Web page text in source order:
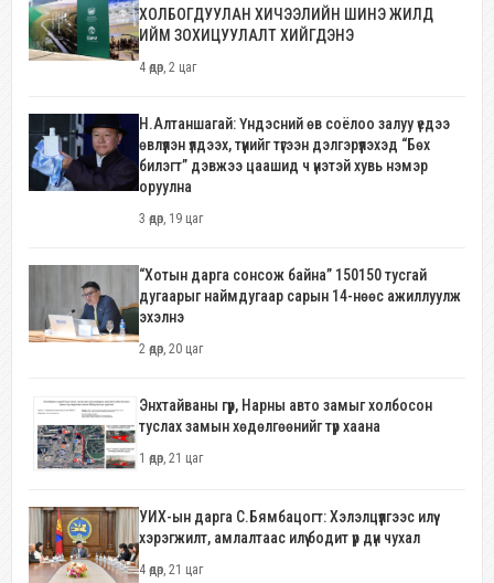
ХОЛБОГДУУЛАН ХИЧЭЭЛИЙН ШИНЭ ЖИЛД
ИЙМ ЗОХИЦУУЛАЛТ ХИЙГДЭНЭ
4 өдөр, 2 цаг
Н.Алтаншагай: Үндэсний өв соёлоо залуу үедээ
өвлүүлэн үлдээх, түүнийг түгээн дэлгэрүүлэхэд “Бөх
билэгт” дэвжээ цаашид ч үнэтэй хувь нэмэр
оруулна
3 өдөр, 19 цаг
“Хотын дарга сонсож байна” 150150 тусгай
дугаарыг наймдугаар сарын 14-нөөс ажиллуулж
эхэлнэ
2 өдөр, 20 цаг
Энхтайваны гүүр, Нарны авто замыг холбосон
туслах замын хөдөлгөөнийг түр хаана
1 өдөр, 21 цаг
УИХ-ын дарга С.Бямбацогт: Хэлэлцүүлгээс илүү
хэрэгжилт, амлалтаас илүү бодит үр дүн чухал
4 өдөр, 21 цаг